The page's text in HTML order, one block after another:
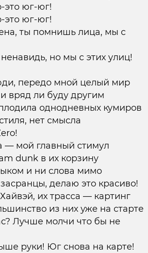
это юг-юг!
это юг-юг!
ты помнишь лица, мы с
но мы с этих улиц!
передо мной целый мир
и вряд ли буду другим
однодневных кумиров
нет смысла
— мой главный стимул
dunk в их корзину
и ни слова мимо
делаю это красиво!
их трасса — картинг
из них уже на старте
Лучше молчи что бы не
руки! Юг снова на карте!